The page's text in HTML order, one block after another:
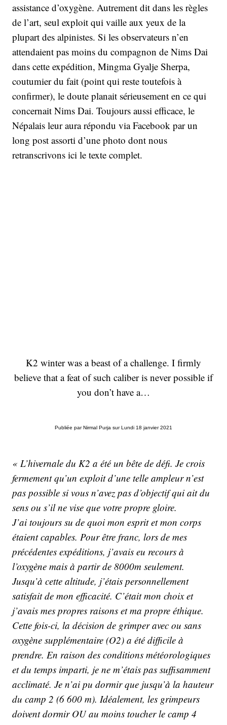
assistance d’oxygène. Autrement dit dans les règles
de l’art, seul exploit qui vaille aux yeux de la
plupart des alpinistes. Si les observateurs n’en
attendaient pas moins du compagnon de Nims Dai
dans cette expédition, Mingma Gyalje Sherpa,
coutumier du fait (point qui reste toutefois à
confirmer), le doute planait sérieusement en ce qui
concernait Nims Dai. Toujours aussi efficace, le
Népalais leur aura répondu via Facebook par un
long post assorti d’une photo dont nous
retranscrivons ici le texte complet.
K2 winter was a beast of a challenge. I firmly
believe that a feat of such caliber is never possible if
you don’t have a…
Publiée parNirmal Purja surLundi 18 janvier 2021
« L’hivernale du K2 a été un bête de défi. Je crois
fermement qu’un exploit d’une telle ampleur n’est
pas possible si vous n’avez pas d’objectif qui ait du
sens ou s’il ne vise que votre propre gloire.
J’ai toujours su de quoi mon esprit et mon corps
étaient capables. Pour être franc, lors de mes
précédentes expéditions, j’avais eu recours à
l’oxygène mais à partir de 8000m seulement.
Jusqu’à cette altitude, j’étais personnellement
satisfait de mon efficacité. C’était mon choix et
j’avais mes propres raisons et ma propre éthique.
Cette fois-ci, la décision de grimper avec ou sans
oxygène supplémentaire (O2) a été difficile à
prendre. En raison des conditions météorologiques
et du temps imparti, je ne m’étais pas suffisamment
acclimaté. Je n’ai pu dormir que jusqu’à la hauteur
du camp 2 (6 600 m). Idéalement, les grimpeurs
doivent dormir OU au moins toucher le camp 4